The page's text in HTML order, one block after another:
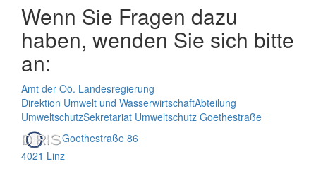
Wenn Sie Fragen dazu
haben, wenden Sie sich bitte
an:
Amt der Oö. Landesregierung
Direktion Umwelt und WasserwirtschaftAbteilung
UmweltschutzSekretariat Umweltschutz Goethestraße
Goethestraße 86
4021 Linz